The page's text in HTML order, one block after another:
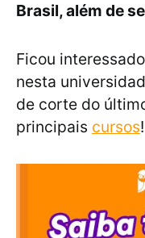
Brasil, além de
Ficou
nesta
de corte do
principais cursos!